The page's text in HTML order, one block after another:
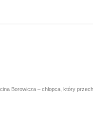
Borowicza – chłopca, który